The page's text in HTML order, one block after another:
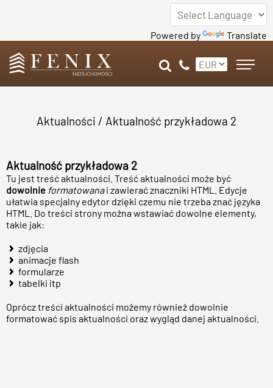
Powered by Translate
Aktualności / Aktualność przykładowa 2
Aktualność przykładowa 2
Tu jest treść aktualności. Treść aktualności może być
dowolnie formatowanai zawierać znaczniki HTML. Edycje
ułatwia specjalny edytor dzięki czemu nie trzeba znać języka
HTML. Do treści strony można wstawiać dowolne elementy,
takie jak:
zdjęcia
animacje flash
formularze
tabelki itp
Oprócz treści aktualności możemy również dowolnie
formatować spis aktualności oraz wygląd danej aktualności.